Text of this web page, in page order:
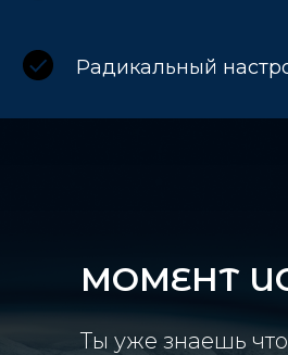
Радикальный
МОМЕНТ
Ты уже знаешь